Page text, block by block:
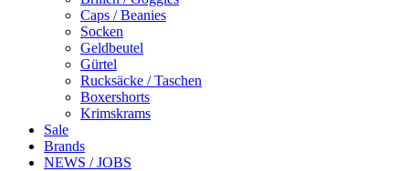
Caps / Beanies
Socken
Geldbeutel
Gürtel
Rucksäcke / Taschen
Boxershorts
Krimskrams
Sale
Brands
NEWS / JOBS